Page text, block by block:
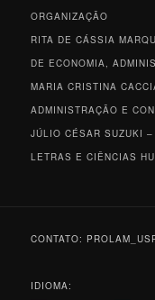
ORGANIZAÇÃO
RITA DE CÁSSIA
DE ECONOMIA,
MARIA CRISTINA
ADMINISTRAÇÃO E
JÚLIO CÉSAR SUZUKI
LETRAS E CIÊNCIAS
CONTATO:
IDIOMA: